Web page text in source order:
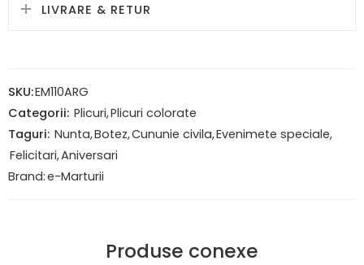
LIVRARE & RETUR
SKU:EM110ARG
Categorii: Plicuri,Plicuri colorate
Taguri: Nunta,Botez,Cununie civila,Evenimete speciale,
Felicitari,Aniversari
Brand:e-Marturii
Produse conexe